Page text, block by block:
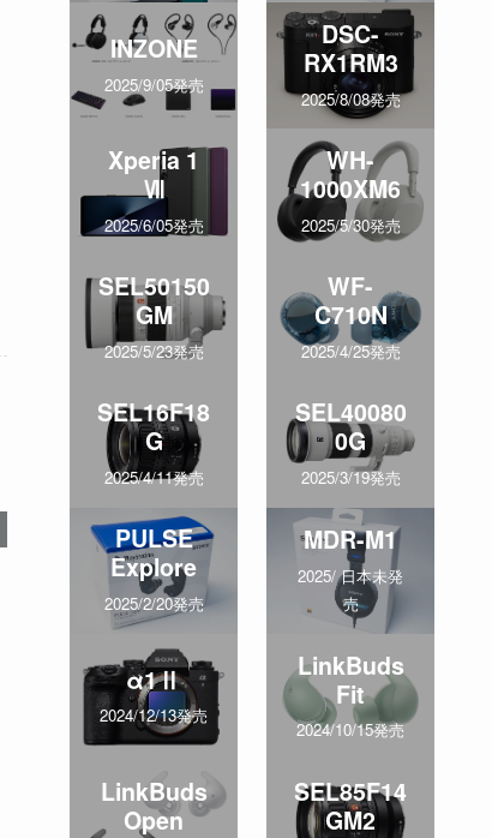
INZONE
2025/9/05発売
DSC-
RX1RM3
2025/8/08発売
Xperia 1
Ⅶ
2025/6/05発売
WH-
1000XM6
2025/5/30発売
SEL50150
GM
2025/5/23発売
WF-
C710N
2025/4/25発売
SEL16F18
G
2025/4/11発売
SEL40080
0G
2025/3/19発売
PULSE
Explore
2025/2/20発売
MDR-M1
2025/ 日本未発
売
α1Ⅱ
2024/12/13発売
LinkBuds
Fit
2024/10/15発売
LinkBuds
Open
SEL85F14
GM2